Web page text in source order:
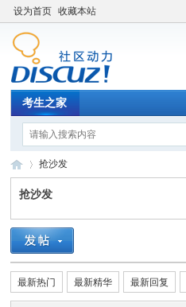
设为首页 收藏本站
考生之家
考 ›
抢沙发
抢沙发
最新热门 最新精华 最新回复